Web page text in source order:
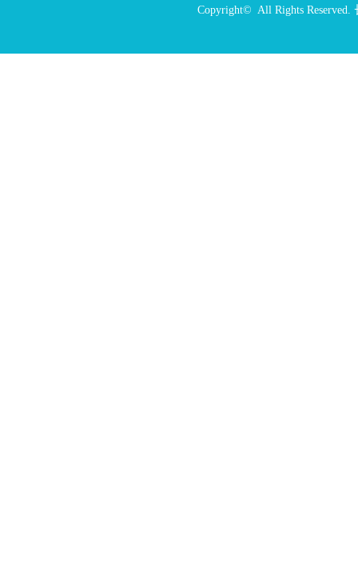
Copyright© All Rights